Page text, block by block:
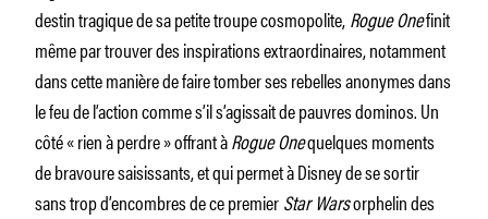
destin tragique de sa petite troupe cosmopolite,Rogue Onefinit
même par trouver des inspirations extraordinaires, notamment
dans cette manière de faire tomber ses rebelles anonymes dans
le feu de l’action comme s’il s’agissait de pauvres dominos. Un
côté « rien à perdre » offrant àRogue Onequelques moments
de bravoure saisissants, et qui permet à Disney de se sortir
sans trop d’encombres de ce premierStar Warsorphelin des